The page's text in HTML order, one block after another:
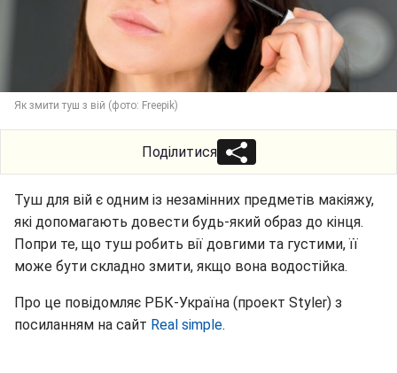
Як змити туш з вій (фото: Freepik)
Поділитися
Туш для вій є одним із незамінних предметів макіяжу,
які допомагають довести будь-який образ до кінця.
Попри те, що туш робить вії довгими та густими, її
може бути складно змити, якщо вона водостійка.
Про це повідомляє РБК-Україна (проект Styler) з
посиланням на сайт Real simple.